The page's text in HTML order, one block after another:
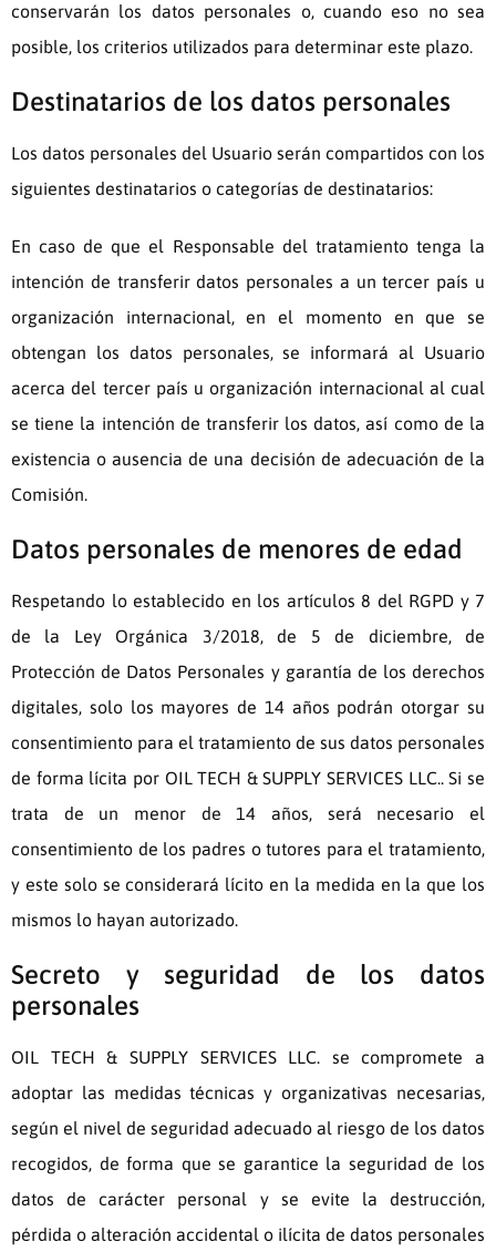
conservarán los datos personales o, cuando eso no sea
posible, los criterios utilizados para determinar este plazo.
Destinatarios de los datos personales
Los datos personales del Usuario serán compartidos con los
siguientes destinatarios o categorías de destinatarios:
En caso de que el Responsable del tratamiento tenga la
intención de transferir datos personales a un tercer país u
organización internacional, en el momento en que se
obtengan los datos personales, se informará al Usuario
acerca del tercer país u organización internacional al cual
se tiene la intención de transferir los datos, así como de la
existencia o ausencia de una decisión de adecuación de la
Comisión.
Datos personales de menores de edad
Respetando lo establecido en los artículos 8 del RGPD y 7
de la Ley Orgánica 3/2018, de 5 de diciembre, de
Protección de Datos Personales y garantía de los derechos
digitales, solo los mayores de 14 años podrán otorgar su
consentimiento para el tratamiento de sus datos personales
de forma lícita por OIL TECH & SUPPLY SERVICES LLC.. Si se
trata de un menor de 14 años, será necesario el
consentimiento de los padres o tutores para el tratamiento,
y este solo se considerará lícito en la medida en la que los
mismos lo hayan autorizado.
Secreto y seguridad de los datos
personales
OIL TECH & SUPPLY SERVICES LLC. se compromete a
adoptar las medidas técnicas y organizativas necesarias,
según el nivel de seguridad adecuado al riesgo de los datos
recogidos, de forma que se garantice la seguridad de los
datos de carácter personal y se evite la destrucción,
pérdida o alteración accidental o ilícita de datos personales